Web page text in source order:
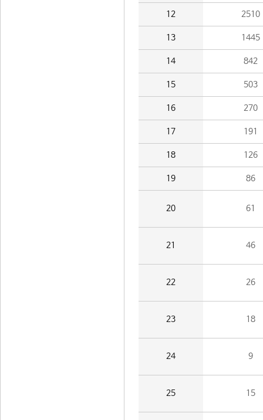
12 2510
13 1445
14 842
15 503
16 270
17 191
18 126
19 86
20 61
21 46
22 26
23 18
24 9
25 15